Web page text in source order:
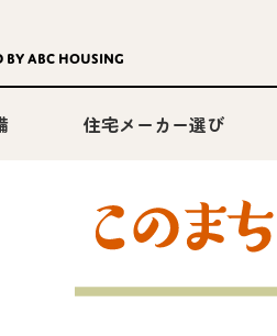
ABC HOUSING
住宅メーカー選び